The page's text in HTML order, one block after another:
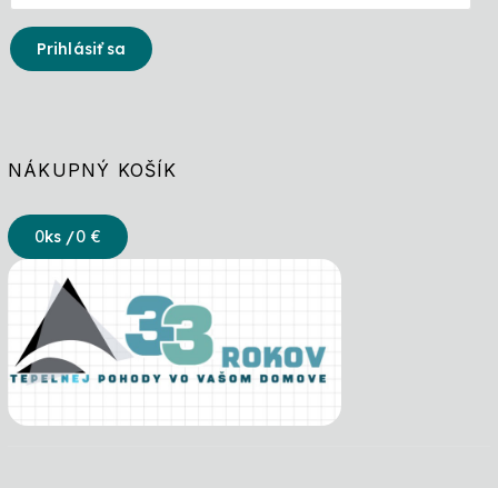
Prihlásiť sa
NÁKUPNÝ KOŠÍK
0ks /0 €